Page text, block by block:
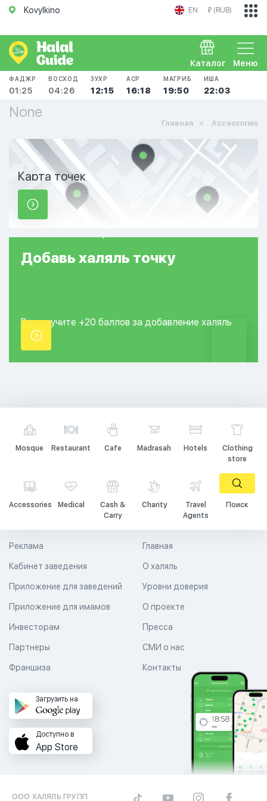
Kovylkino EN ₽ (RUB)
Меню
Каталог
ФАДЖР
01:25
ВОСХОД
04:26
ЗУХР
12:15
АСР
16:18
МАГРИБ
19:50
ИША
22:03
None
Главная Accessories
Карта точек
Добавь халяль точку
Вы получите +20 баллов за добавление халяль
точки.
Mosque Restaurant Cafe Madrasah Hotels
Clothing
store
Accessories Medical
Cash &
Carry
Charity
Travel
Agents
Поиск
Главная
О халяль
Уровни доверия
Реклама
Кабинет заведения
Приложение для заведений
Приложение для имамов О проекте
Пресса
СМИ о нас
Контакты
Инвесторам
Партнеры
Франшиза
Загрузить на
Доступно в
App Store
ООО ХАЛЯЛЬ ГРУПП